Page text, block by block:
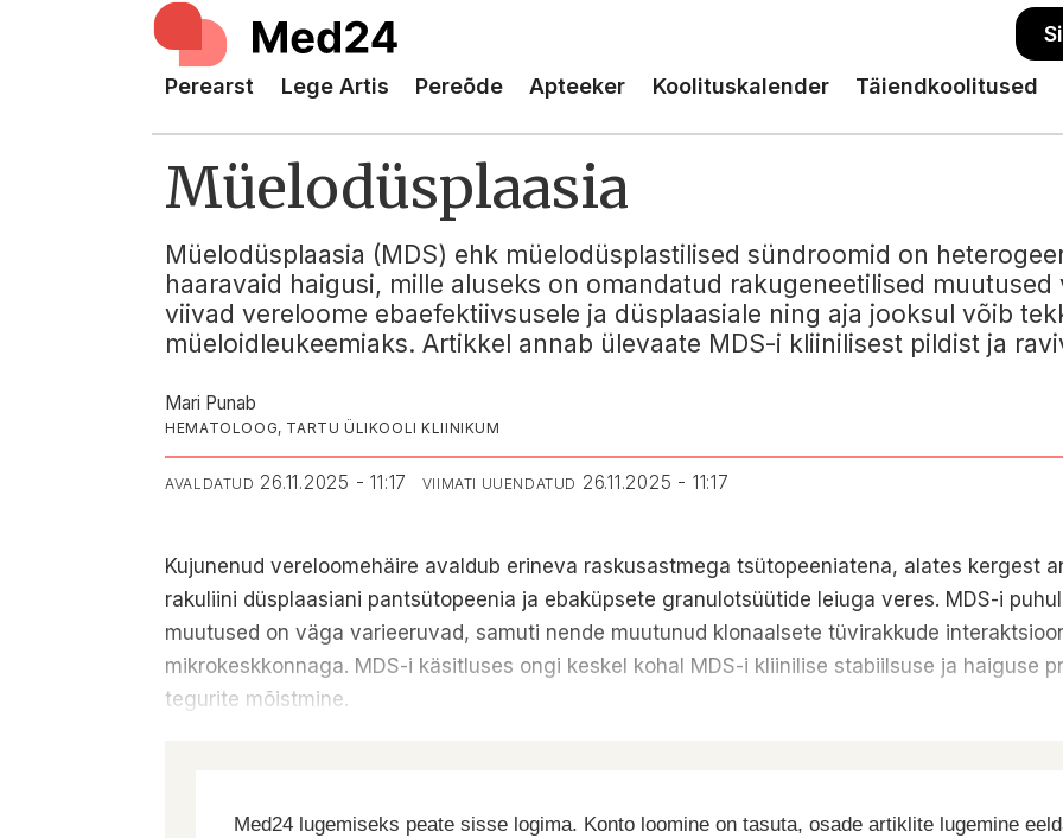
Perearst Lege Artis Pereõde Apteeker Koolituskalender Täiendkoolitused
Müelodüsplaasia
Müelodüsplaasia (MDS) ehk müelodüsplastilised sündroomid on
haaravaid haigusi, mille aluseks on omandatud rakugeneetilised
viivad vereloome ebaefektiivsusele ja düsplaasiale ning aja jooksul võib
müeloidleukeemiaks. Artikkel annab ülevaate MDS-i kliinilisest pildist ja
Mari Punab
HEMATOLOOG, TARTU ÜLIKOOLI KLIINIKUM
AVALDATUD 26.11.2025 - 11:17 VIIMATI UUENDATUD 26.11.2025 - 11:17
Kujunenud vereloomehäire avaldub erineva raskusastmega tsütopeeniatena, alates kergest
rakuliini düsplaasiani pantsütopeenia ja ebaküpsete granulotsüütide leiuga veres. MDS-i
muutused on väga varieeruvad, samuti nende muutunud klonaalsete tüvirakkude
mikrokeskkonnaga. MDS-i käsitluses ongi keskel kohal MDS-i kliinilise stabiilsuse ja haiguse
tegurite mõistmine.
Med24 lugemiseks peate sisse logima. Konto loomine on tasuta, osade artiklite lugemine